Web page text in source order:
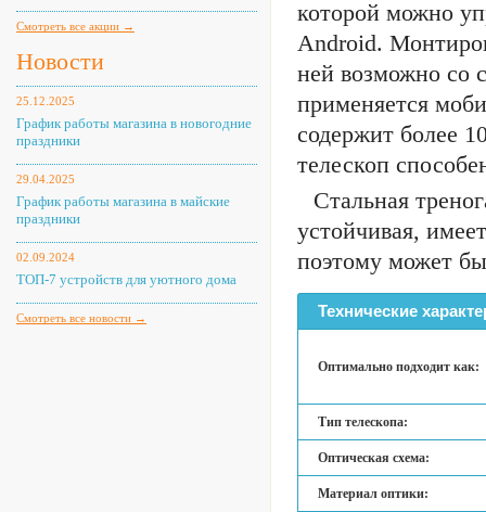
Смотреть все акции →
Новости
25.12.2025
График работы магазина в новогодние
праздники
29.04.2025
График работы магазина в майские
праздники
02.09.2024
ТОП-7 устройств для уютного дома
Смотреть все новости →
которой можно
Android.
ней возможно со
применяется
содержит более
телескоп
Стальная
устойчивая,
поэтому может
Технические
Оптимально подходит как:
Тип телескопа:
Оптическая схема:
Материал оптики: